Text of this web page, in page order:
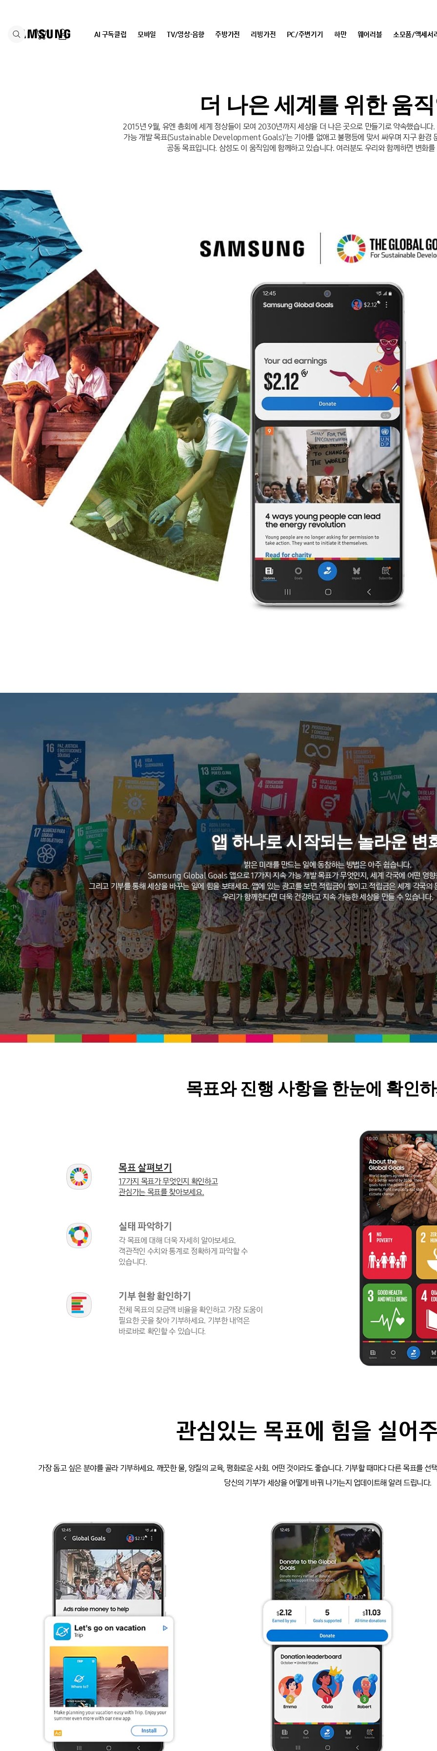
AI 구독클럽 모바일 TV/영상∙음향 주방가전 리빙가전 PC/주변기기 하만 웨어러블 소모품/액세서
갤럭시
장바구니 버튼로그인 메뉴버튼
더 나은 세계를 위한 움
2015년 9월, 유엔 총회에 세계 정상들이 모여 2030년까지 세상을 더 나은 곳으로 만들기로 약속했습니
가능 개발 목표(Sustainable Development Goals)’는 기아를 없애고 불평등에 맞서 싸우며 지구 환경
공동 목표입니다. 삼성도 이 움직임에 함께하고 있습니다. 여러분도 우리와 함께하면 변화
앱 하나로 시작되는 놀라운 변
밝은 미래를 만드는 일에 동참하는 방법은 아주 쉽습니다.
Samsung Global Goals 앱으로 17가지 지속 가능 개발 목표가 무엇인지, 세계 각국에 어떤 영향
그리고 기부를 통해 세상을 바꾸는 일에 힘을 보태세요. 앱에 있는 광고를 보면 적립금이 쌓이고 적립금은 세계 각국
우리가 함께한다면 더욱 건강하고 지속 가능한 세상을 만들 수 있습니다.
목표와 진행 사항을 한눈에 확인
목표 살펴보기
17가지 목표가 무엇인지 확인하고
관심가는 목표를 찾아보세요.
실태 파악하기
각 목표에 대해 더욱 자세히 알아보세요.
객관적인 수치와 통계로 정확하게 파악할 수
있습니다.
기부 현황 확인하기
전체 목표의 모금액 비율을 확인하고 가장 도움이
필요한 곳을 찾아 기부하세요. 기부한 내역은
바로바로 확인할 수 있습니다.
관심있는 목표에 힘을 실어
가장 돕고 싶은 분야를 골라 기부하세요. 깨끗한 물, 양질의 교육, 평화로운 사회. 어떤 것이라도 좋습니다. 기부할 때마다 다른 목표를
당신의 기부가 세상을 어떻게 바꿔 나가는지 업데이트해 알려 드립니다.